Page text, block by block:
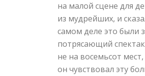
на малой сцене для
из мудрейших, и
самом деле это были
потрясающий
не на восемьсот
он чувствовал эту